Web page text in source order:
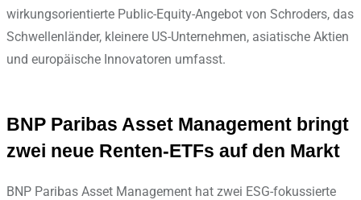
wirkungsorientierte Public-Equity-Angebot von Schroders, das
Schwellenländer, kleinere US-Unternehmen, asiatische Aktien
und europäische Innovatoren umfasst.
BNP Paribas Asset Management bringt
zwei neue Renten-ETFs auf den Markt
BNP Paribas Asset Management hat zwei ESG-fokussierte